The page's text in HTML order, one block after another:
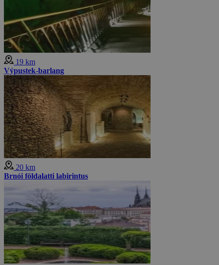
19 km
Výpustek-barlang
20 km
Brnói földalatti labirintus